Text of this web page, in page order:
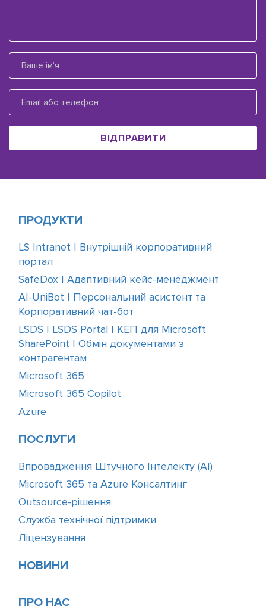
ВІДПРАВИТИ
ПРОДУКТИ
LS Intranet | Внутрішній корпоративний
портал
SafeDox | Адаптивний кейс-менеджмент
AI-UniBot | Персональний асистент та
Корпоративний чат-бот
LSDS | LSDS Portal | КЕП для Microsoft
SharePoint | Обмін документами з
контрагентам
Microsoft 365
Microsoft 365 Copilot
Azure
ПОСЛУГИ
Впровадження Штучного Інтелекту (АІ)
Microsoft 365 та Azure Консалтинг
Outsource-рішення
Служба технічної підтримки
Ліцензування
НОВИНИ
ПРО НАС